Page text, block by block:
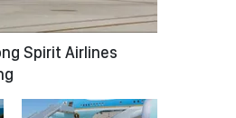
Spirit Airlines